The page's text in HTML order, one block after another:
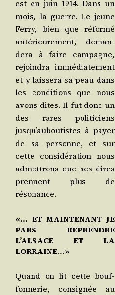
est en juin 1914. Dans un
mois, la guerre. Le jeune
Fer­ry, bien que réfor­mé
anté­rieu­re­ment, deman­
de­ra à faire cam­pagne,
rejoin­dra immé­dia­te­ment
et y lais­se­ra sa peau dans
les condi­tions que nous
avons dites. Il fut donc un
des rares poli­ti­ciens
jusqu’auboutistes à payer
de sa per­sonne, et sur
cette consi­dé­ra­tion nous
admet­trons que ses dires
prennent plus de
résonance.
«… ET MAINTENANT JE
PARS REPRENDRE
L’ALSACE ET LA
LORRAINE…»
Quand on lit cette bouf­
fon­ne­rie, consi­gnée au